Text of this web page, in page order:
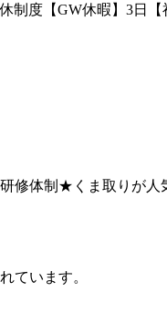
制度【GW休暇】3日【
修体制★くま取りが人
ています。